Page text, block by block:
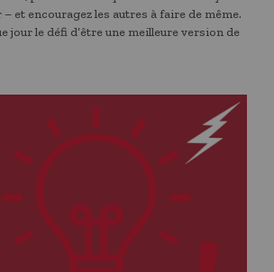
– et encouragez les autres à faire de même.
jour le défi d’être une meilleure version de